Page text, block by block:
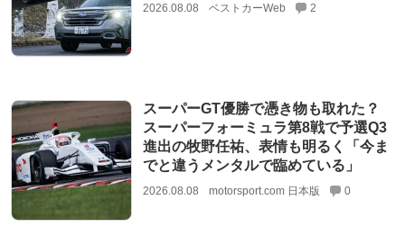
2026.08.08 ベストカーWeb 2
スーパーGT優勝で憑き物も取れた？
スーパーフォーミュラ第8戦で予選Q3
進出の牧野任祐、表情も明るく「今ま
でと違うメンタルで臨めている」
2026.08.08 motorsport.com 日本版 0